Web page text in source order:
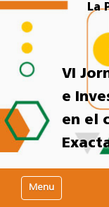
La
VI
e
en el
Mostrar/Ocultar